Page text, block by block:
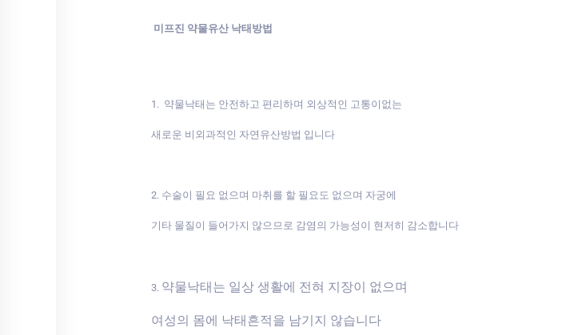
미프진 약물유산 낙태방법
1. 약물낙태는 안전하고 편리하며 외상적인 고통이없는
새로운 비외과적인 자연유산방법 입니다
2. 수술이 필요 없으며 마취를 할 필요도 없으며 자궁에
기타 물질이 들어가지 않으므로 감염의 가능성이 현저히 감소합니다
3. 약물낙태는 일상 생활에 전혀 지장이 없으며
여성의 몸에 낙태흔적을 남기지 않습니다